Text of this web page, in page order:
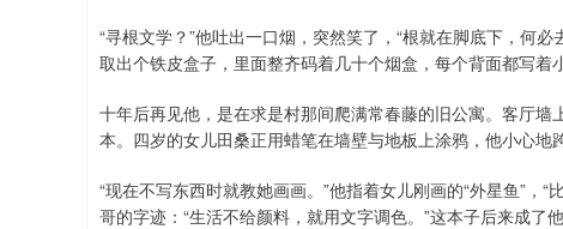
“寻根文学？”他吐出一口烟，突然笑了，“根就在脚底下，何
取出个铁皮盒子，里面整齐码着几十个烟盒，每个背面都写着
十年后再见他，是在求是村那间爬满常春藤的旧公寓。客厅
本。四岁的女儿田桑正用蜡笔在墙壁与地板上涂鸦，他小心地
“现在不写东西时就教她画画。”他指着女儿刚画的“外星鱼”，
哥的字迹：“生活不给颜料，就用文字调色。”这本子后来成了